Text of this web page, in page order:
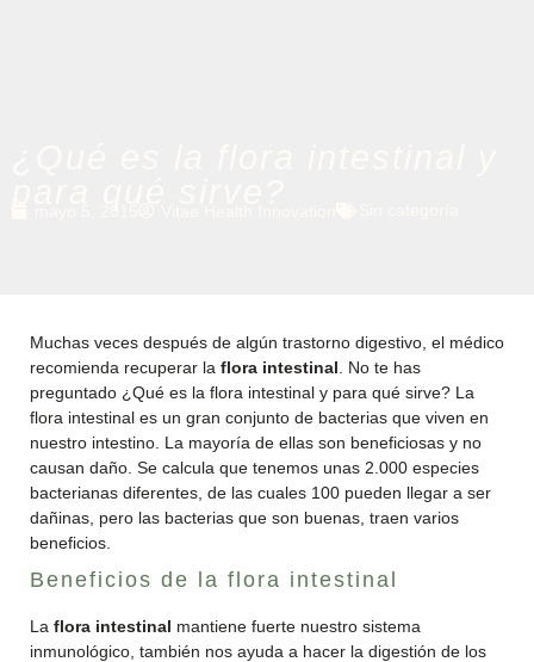
Muchas veces después de algún trastorno digestivo, el médico
recomienda recuperar la flora intestinal . No te has
preguntado ¿Qué es la flora intestinal y para qué sirve? La
flora intestinal es un gran conjunto de bacterias que viven en
nuestro intestino. La mayoría de ellas son beneficiosas y no
causan daño. Se calcula que tenemos unas 2.000 especies
bacterianas diferentes, de las cuales 100 pueden llegar a ser
dañinas, pero las bacterias que son buenas, traen varios
beneficios.
Beneficios de la flora intestinal
La flora intestinal mantiene fuerte nuestro sistema
inmunológico, también nos ayuda a hacer la digestión de los